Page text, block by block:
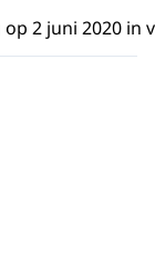
2 juni 2020